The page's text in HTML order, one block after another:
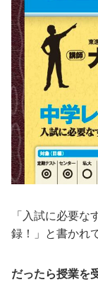
「入試に必要
録！」と書かれ
だったら授業を